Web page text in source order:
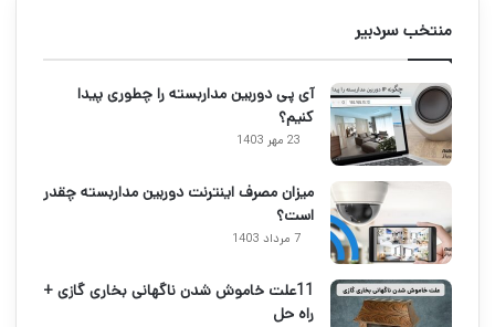
منتخب سردبیر
آی پی دوربین مداربسته را چطوری پیدا
کنیم؟
23 مهر 1403
میزان مصرف اینترنت دوربین مداربسته چقدر
است؟
7 مرداد 1403
11علت خاموش شدن ناگهانی بخاری گازی +
راه حل